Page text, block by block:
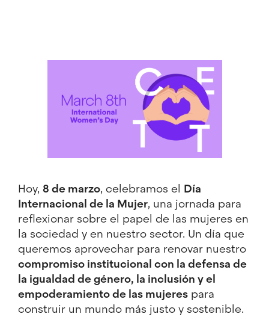
Hoy, 8 de marzo, celebramos el Día
Internacional de la Mujer, una jornada para
reflexionar sobre el papel de las mujeres en
la sociedad y en nuestro sector. Un día que
queremos aprovechar para renovar nuestro
compromiso institucional con la defensa de
la igualdad de género, la inclusión y el
empoderamiento de las mujeres para
construir un mundo más justo y sostenible.